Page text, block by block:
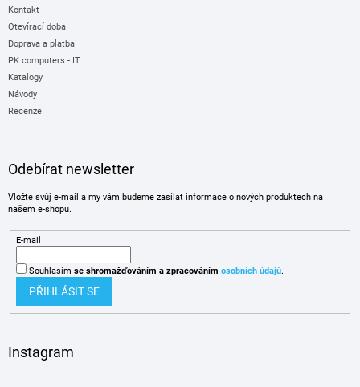
Kontakt
Otevírací doba
Doprava a platba
PK computers - IT
Katalogy
Návody
Recenze
Odebírat newsletter
Vložte svůj e-mail a my vám budeme zasílat informace o nových produktech na
našem e-shopu.
E-mail
Souhlasím se shromažďováním a zpracováním osobních údajů.
PŘIHLÁSIT SE
Instagram